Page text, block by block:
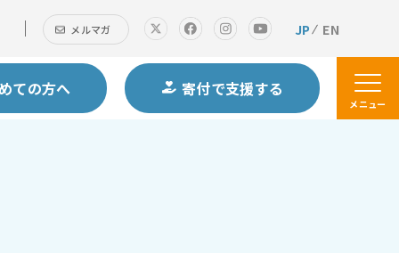
メルマガ JP EN
ての方へ 寄付で支援する
メニュー